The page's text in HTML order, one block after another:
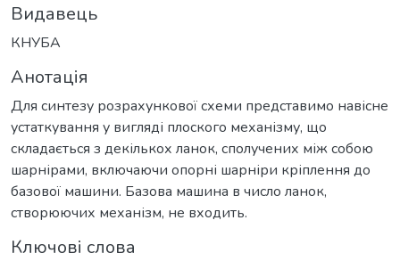
Видавець
КНУБА
Анотація
Для синтезу розрахункової схеми представимо навісне
устаткування у вигляді плоского механізму, що
складається з декількох ланок, сполучених між собою
шарнірами, включаючи опорні шарніри кріплення до
базової машини. Базова машина в число ланок,
створюючих механізм, не входить.
Ключові слова